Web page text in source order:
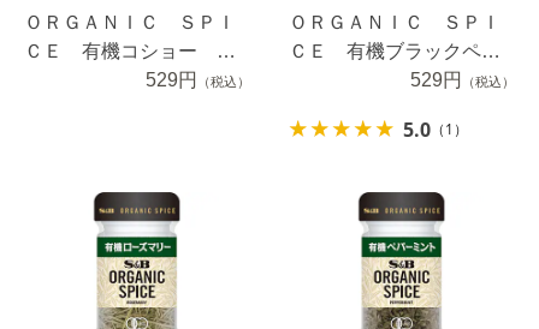
ＯＲＧＡＮＩＣ ＳＰＩ
ＣＥ 有機コショー ２
529円 （税込）
ＯＲＧＡＮＩＣ ＳＰＩ
ＣＥ 有機ブラックペッ
パー（パウダー） ２１.
529円 （税込）
5.0 （1）